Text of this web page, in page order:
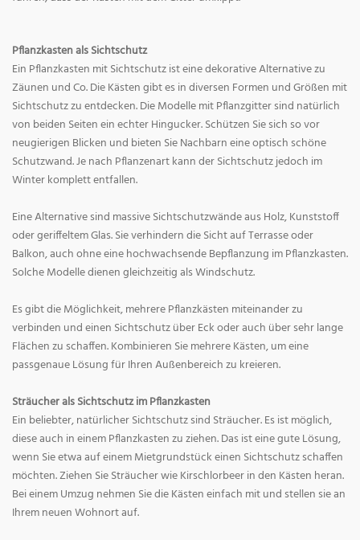
Pflanzkasten als Sichtschutz
Ein Pflanzkasten mit Sichtschutz ist eine dekorative Alternative zu
Zäunen und Co. Die Kästen gibt es in diversen Formen und Größen mit
Sichtschutz zu entdecken. Die Modelle mit Pflanzgitter sind natürlich
von beiden Seiten ein echter Hingucker. Schützen Sie sich so vor
neugierigen Blicken und bieten Sie Nachbarn eine optisch schöne
Schutzwand. Je nach Pflanzenart kann der Sichtschutz jedoch im
Winter komplett entfallen.
Eine Alternative sind massive Sichtschutzwände aus Holz, Kunststoff
oder geriffeltem Glas. Sie verhindern die Sicht auf Terrasse oder
Balkon, auch ohne eine hochwachsende Bepflanzung im Pflanzkasten.
Solche Modelle dienen gleichzeitig als Windschutz.
Es gibt die Möglichkeit, mehrere Pflanzkästen miteinander zu
verbinden und einen Sichtschutz über Eck oder auch über sehr lange
Flächen zu schaffen. Kombinieren Sie mehrere Kästen, um eine
passgenaue Lösung für Ihren Außenbereich zu kreieren.
Sträucher als Sichtschutz im Pflanzkasten
Ein beliebter, natürlicher Sichtschutz sind Sträucher. Es ist möglich,
diese auch in einem Pflanzkasten zu ziehen. Das ist eine gute Lösung,
wenn Sie etwa auf einem Mietgrundstück einen Sichtschutz schaffen
möchten. Ziehen Sie Sträucher wie Kirschlorbeer in den Kästen heran.
Bei einem Umzug nehmen Sie die Kästen einfach mit und stellen sie an
Ihrem neuen Wohnort auf.